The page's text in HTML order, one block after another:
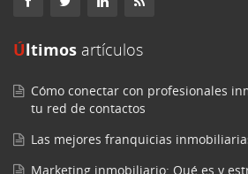
Últimos artículos
Cómo conectar con profesionales
tu red de contactos
Las mejores franquicias
Marketing inmobiliario: Qué es y